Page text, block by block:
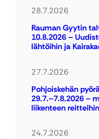
28.7.2026
Rauman Gyytin
10.8.2026 –
lähtöihin ja
27.7.2026
Pohjoiskehän
29.7.–7.8.2026 –
liikenteen reitteihin
24.7.2026